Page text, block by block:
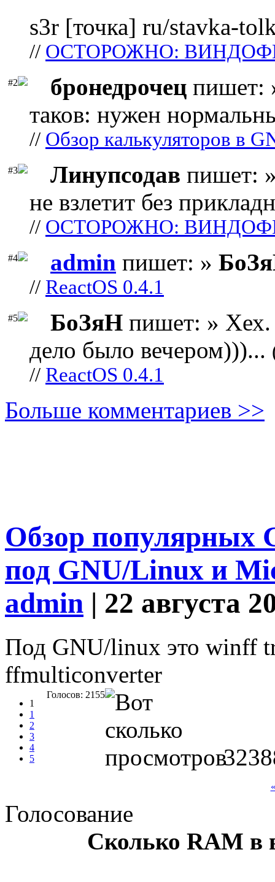
s3r [точка] ru/stavka-
// ОСТОРОЖНО:
#2 бронедрочец пишет:
таков: нужен
// Обзор калькуляторов в
#3 Линупсодав пишет:
не взлетит без
// ОСТОРОЖНО:
#4 admin пишет: »
// ReactOS 0.4.1
#5 БоЗяН пишет: » Хех.
дело было вечером)))...
// ReactOS 0.4.1
Больше комментариев >>
Обзор популярных
под GNU/Linux и
admin | 22 августа
Под GNU/linux это winff
ffmulticonverter
1
1
2
3
4
5
Голосов: 2155
Голосование
Сколько RAM